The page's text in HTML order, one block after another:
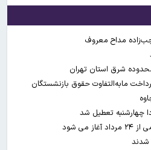
مداح معروف
شرق استان تهران
مابه‌التفاوت حقوق بازنشستگان
چهارشنبه تعطیل شد
می شود
شدند